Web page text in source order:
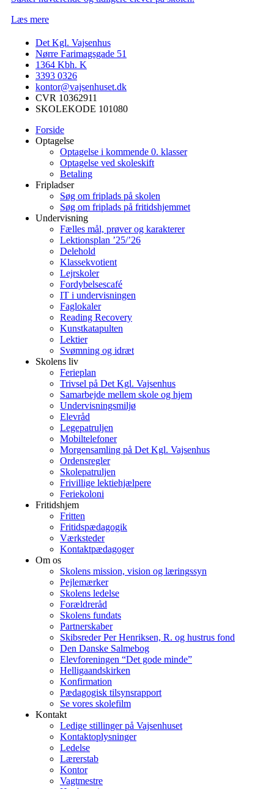
Læs mere
Det Kgl. Vajsenhus
Nørre Farimagsgade 51
1364 Kbh. K
3393 0326
kontor@vajsenhuset.dk
CVR 10362911
SKOLEKODE 101080
Forside
Optagelse
Optagelse i kommende 0. klasser
Optagelse ved skoleskift
Betaling
Fripladser
Søg om friplads på skolen
Søg om friplads på fritidshjemmet
Undervisning
Fælles mål, prøver og karakterer
Lektionsplan ’25/’26
Delehold
Klassekvotient
Lejrskoler
Fordybelsescafé
IT i undervisningen
Faglokaler
Reading Recovery
Kunstkatapulten
Lektier
Svømning og idræt
Skolens liv
Ferieplan
Trivsel på Det Kgl. Vajsenhus
Samarbejde mellem skole og hjem
Undervisningsmiljø
Elevråd
Legepatruljen
Mobiltelefoner
Morgensamling på Det Kgl. Vajsenhus
Ordensregler
Skolepatruljen
Frivillige lektiehjælpere
Feriekoloni
Fritidshjem
Fritten
Fritidspædagogik
Værksteder
Kontaktpædagoger
Om os
Skolens mission, vision og læringssyn
Pejlemærker
Skolens ledelse
Forældreråd
Skolens fundats
Partnerskaber
Skibsreder Per Henriksen, R. og hustrus fond
Den Danske Salmebog
Elevforeningen “Det gode minde”
Helligaandskirken
Konfirmation
Pædagogisk tilsynsrapport
Se vores skolefilm
Kontakt
Ledige stillinger på Vajsenhuset
Kontaktoplysninger
Ledelse
Lærerstab
Kontor
Vagtmestre